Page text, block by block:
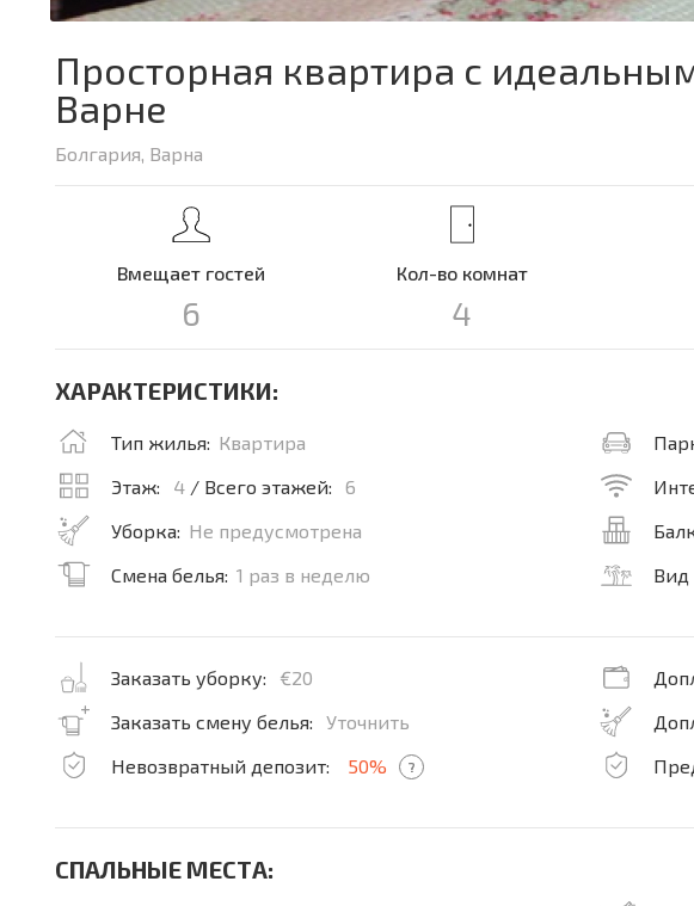
Просторная квартира с
Варне
Болгария, Варна
Вмещает гостей
6
Кол-во комнат
4
ХАРАКТЕРИСТИКИ:
Тип жилья: Квартира
Этаж:
4 / Всего этажей:
6
Уборка: Не предусмотрена
Смена белья: 1 раз в неделю
Вид
Заказать уборку:
€20
Заказать смену белья:
Уточнить
Невозвратный депозит:
50% ?
СПАЛЬНЫЕ МЕСТА: